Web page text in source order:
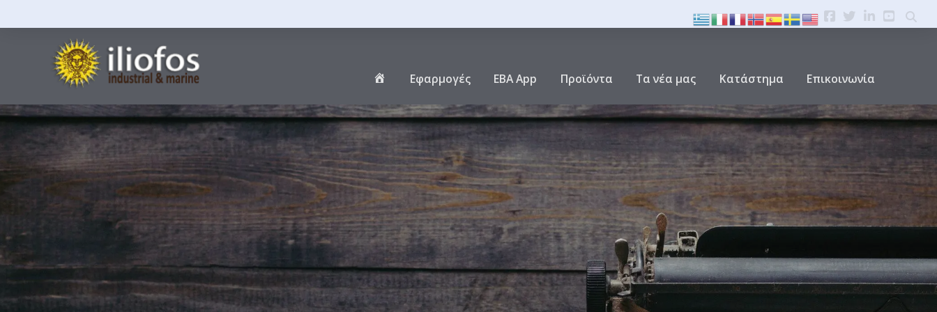
ΑρχικήΕφαρμογές EBA App Προϊόντα Τα νέα μας Κατάστημα Επικοινωνία